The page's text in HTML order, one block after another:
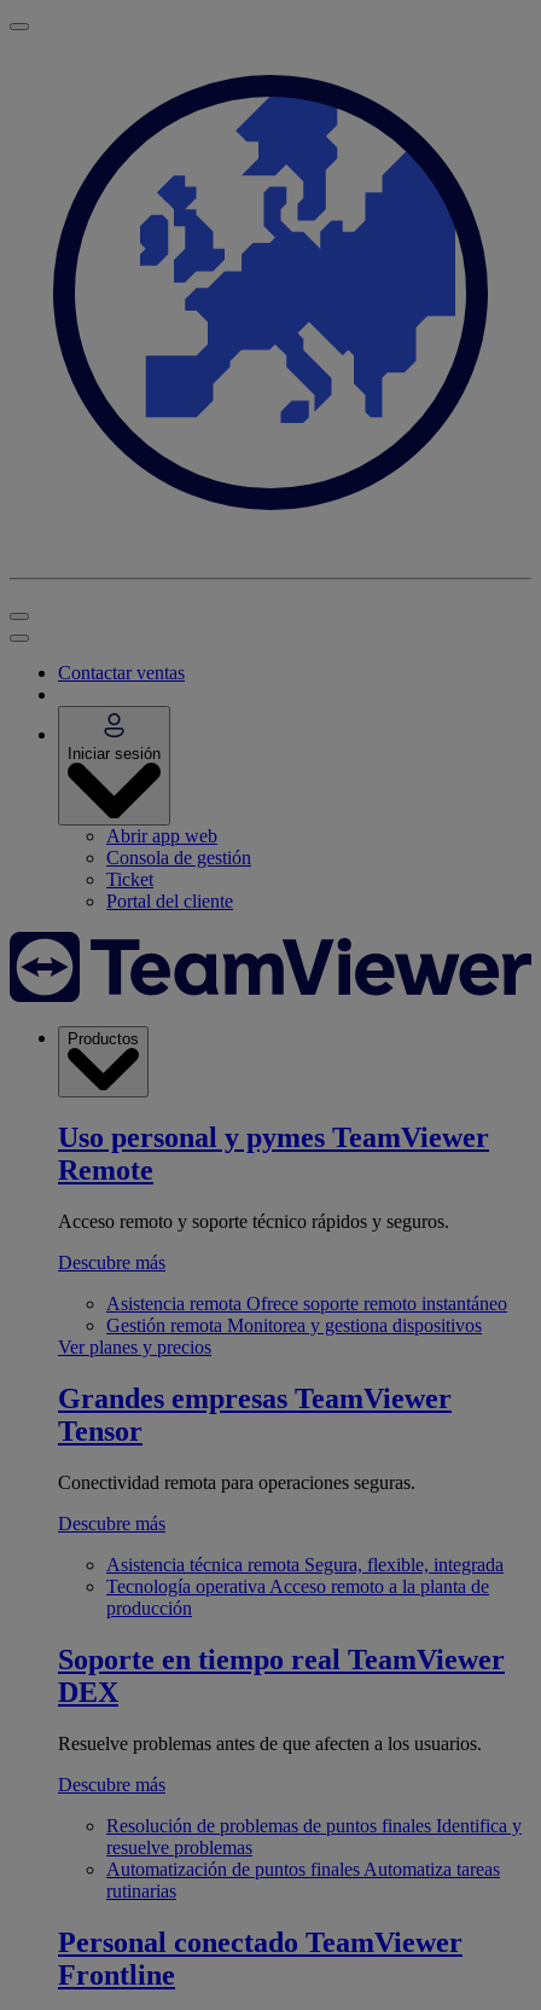
Contactar ventas
Iniciar sesión
Abrir app web
Consola de gestión
Ticket
Portal del cliente
Productos
Uso personal y pymes TeamViewer
Remote
Acceso remoto y soporte técnico rápidos y seguros.
Descubre más
Asistencia remota Ofrece soporte remoto instantáneo
Gestión remota Monitorea y gestiona dispositivos
Ver planes y precios
Grandes empresas TeamViewer
Tensor
Conectividad remota para operaciones seguras.
Descubre más
Asistencia técnica remota Segura, flexible, integrada
Tecnología operativa Acceso remoto a la planta de
producción
Soporte en tiempo real TeamViewer
DEX
Resuelve problemas antes de que afecten a los usuarios.
Descubre más
Resolución de problemas de puntos finales Identifica y
resuelve problemas
Automatización de puntos finales Automatiza tareas
rutinarias
Personal conectado TeamViewer
Frontline